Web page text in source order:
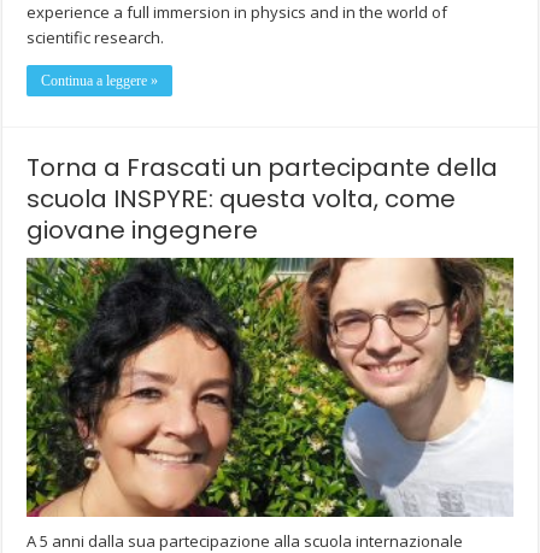
experience a full immersion in physics and in the world of
scientific research.
Continua a leggere »
Torna a Frascati un partecipante della
scuola INSPYRE: questa volta, come
giovane ingegnere
A 5 anni dalla sua partecipazione alla scuola internazionale